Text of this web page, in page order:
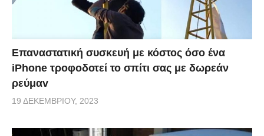
Επαναστατική συσκευή με κόστος όσο ένα
iPhone τροφοδοτεί το σπίτι σας με δωρεάν
ρεύμαv
19 ΔΕΚΕΜΒΡΊΟΥ, 2023